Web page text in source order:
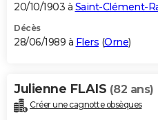
20/10/1903 à Saint-Clément-
Décès
28/06/1989 à Flers (Orne)
Julienne FLAIS (82 ans)
Créer une cagnotte obsèques